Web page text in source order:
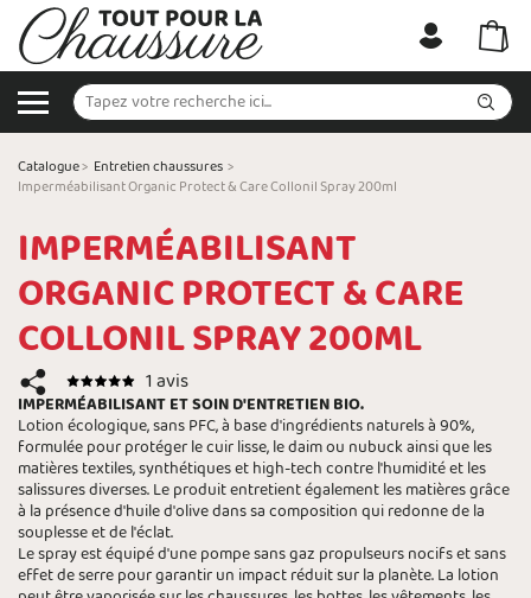
Catalogue> Entretien chaussures >
Imperméabilisant Organic Protect & Care Collonil Spray 200ml
IMPERMÉABILISANT
ORGANIC PROTECT & CARE
COLLONIL SPRAY 200ML
1 avis
IMPERMÉABILISANT ET SOIN D'ENTRETIEN BIO.
Lotion écologique, sans PFC, à base d'ingrédients naturels à 90%,
formulée pour protéger le cuir lisse, le daim ou nubuck ainsi que les
matières textiles, synthétiques et high-tech contre l'humidité et les
salissures diverses. Le produit entretient également les matières grâce
à la présence d'huile d'olive dans sa composition qui redonne de la
souplesse et de l'éclat.
Le spray est équipé d'une pompe sans gaz propulseurs nocifs et sans
effet de serre pour garantir un impact réduit sur la planète. La lotion